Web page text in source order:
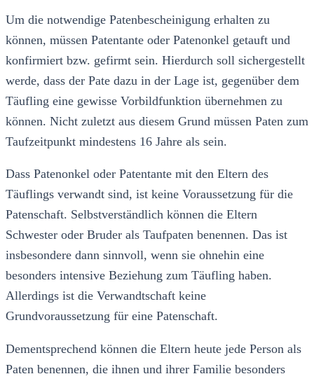
Um die notwendige Patenbescheinigung erhalten zu
können, müssen Patentante oder Patenonkel getauft und
konfirmiert bzw. gefirmt sein. Hierdurch soll sichergestellt
werde, dass der Pate dazu in der Lage ist, gegenüber dem
Täufling eine gewisse Vorbildfunktion übernehmen zu
können. Nicht zuletzt aus diesem Grund müssen Paten zum
Taufzeitpunkt mindestens 16 Jahre als sein.
Dass Patenonkel oder Patentante mit den Eltern des
Täuflings verwandt sind, ist keine Voraussetzung für die
Patenschaft. Selbstverständlich können die Eltern
Schwester oder Bruder als Taufpaten benennen. Das ist
insbesondere dann sinnvoll, wenn sie ohnehin eine
besonders intensive Beziehung zum Täufling haben.
Allerdings ist die Verwandtschaft keine
Grundvoraussetzung für eine Patenschaft.
Dementsprechend können die Eltern heute jede Person als
Paten benennen, die ihnen und ihrer Familie besonders